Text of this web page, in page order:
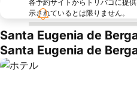
各予約サイトからトリバゴに提
示されているとは限りません。
Santa Eugenia de
Santa Eugenia de